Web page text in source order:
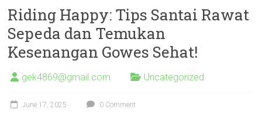
Riding Happy: Tips Santai Rawat
Sepeda dan Temukan
Kesenangan Gowes Sehat!
gek4869@gmail.com Uncategorized
June 17, 2025 0 Comment